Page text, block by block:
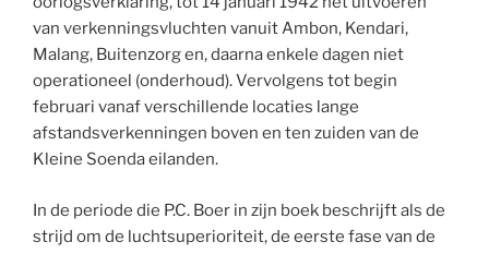
van verkenningsvluchten vanuit Ambon, Kendari,
Malang, Buitenzorg en, daarna enkele dagen niet
operationeel (onderhoud). Vervolgens tot begin
februari vanaf verschillende locaties lange
afstandsverkenningen boven en ten zuiden van de
Kleine Soenda eilanden.
In de periode die P.C. Boer in zijn boek beschrijft als de
strijd om de luchtsuperioriteit, de eerste fase van de